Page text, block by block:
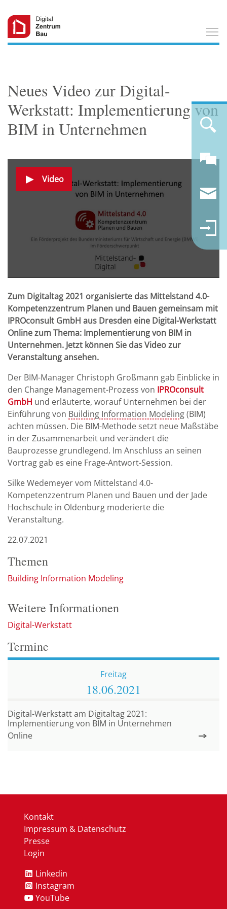
Neues Video zur Digital-
Werkstatt: Implementierung von
BIM in Unternehmen
VideoVideo
Zum Digitaltag 2021 organisierte das Mittelstand 4.0-
Kompetenzzentrum Planen und Bauen gemeinsam mit
IPROconsult GmbH aus Dresden eine Digital-Werkstatt
Online zum Thema: Implementierung von BIM in
Unternehmen. Jetzt können Sie das Video zur
Veranstaltung ansehen.
Der BIM-Manager Christoph Großmann gab Einblicke in
den Change Management-Prozess von IPROconsult
GmbH und erläuterte, worauf Unternehmen bei der
Einführung von Building Information Modeling(BIM)
achten müssen. Die BIM-Methode setzt neue Maßstäbe
in der Zusammenarbeit und verändert die
Bauprozesse grundlegend. Im Anschluss an seinen
Vortrag gab es eine Frage-Antwort-Session.
Silke Wedemeyer vom Mittelstand 4.0-
Kompetenzzentrum Planen und Bauen und der Jade
Hochschule in Oldenburg moderierte die
Veranstaltung.
22.07.2021
Themen
Building Information Modeling
Termine
Freitag
18.06.2021
Online
Digital-Werkstatt am Digitaltag 2021:
Implementierung von BIM in Unternehmen
Weitere Informationen
Digital-Werkstatt
Kontakt
Impressum & Datenschutz
Presse
Login
Linkedin
Instagram
YouTube